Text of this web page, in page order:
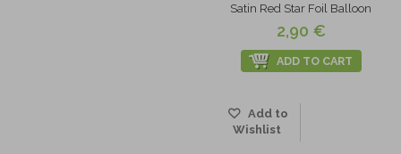
Satin Red Star Foil Balloon
2,90 €
ADD TO CART
Add to
Wishlist